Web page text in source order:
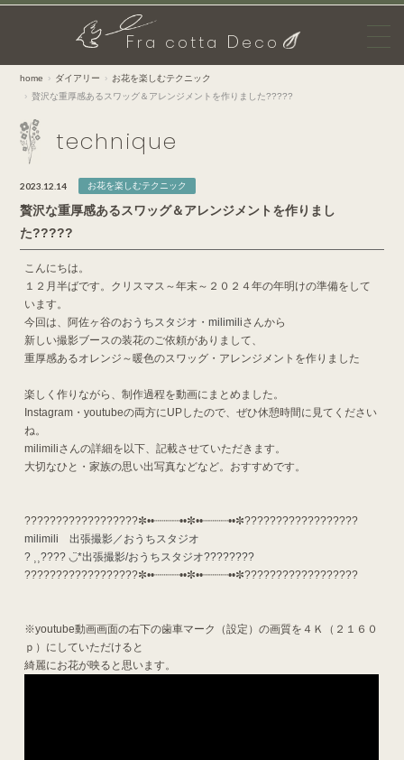
Fra cotta D eco
home ダイアリー
お花を楽しむテクニック
贅沢な重厚感あるスワッグ＆アレンジメントを作りました?????
technique
2023.12.14 お花を楽しむテクニック
贅沢な重厚感あるスワッグ＆アレンジメントを作りまし
た?????
こんにちは。
１２月半ばです。クリスマス～年末～２０２４年の年明けの準備をして
います。
今回は、阿佐ヶ谷のおうちスタジオ・milimiliさんから
新しい撮影ブースの装花のご依頼がありまして、
重厚感あるオレンジ～暖色のスワッグ・アレンジメントを作りました
楽しく作りながら、制作過程を動画にまとめました。
Instagram・youtubeの両方にUPしたので、ぜひ休憩時間に見てください
ね。
milimiliさんの詳細を以下、記載させていただきます。
大切なひと・家族の思い出写真などなど。おすすめです。
??????????????????✼••┈┈┈┈••✼••┈┈┈┈••✼??????????????????
milimili 出張撮影／おうちスタジオ
? ⸒⸒???? ◡̈︎*出張撮影/おうちスタジオ????????
??????????????????✼••┈┈┈┈••✼••┈┈┈┈••✼??????????????????
※youtube動画画面の右下の歯車マーク（設定）の画質を４Ｋ（２１６０
ｐ）にしていただけると
綺麗にお花が映ると思います。